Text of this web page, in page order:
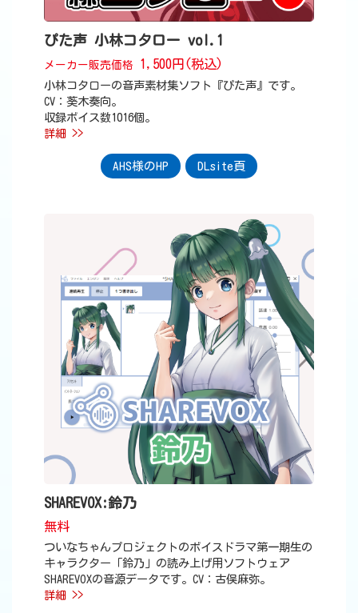
ぴた声 小林コタロー vol.1
メーカー販売価格 1,500円(税込)
小林コタローの音声素材集ソフト『ぴた声』です。
CV：葵木奏向。
収録ボイス数1016個。
詳細 >>
AHS様のHP DLsite頁
SHAREVOX:鈴乃
無料
ついなちゃんプロジェクトのボイスドラマ第一期生の
キャラクター「鈴乃」の読み上げ用ソフトウェア
SHAREVOXの音源データです。CV：古俣麻弥。
詳細 >>